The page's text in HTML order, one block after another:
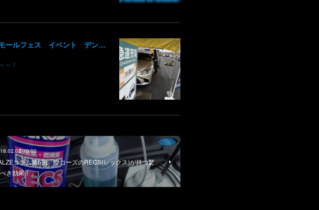
レクサス LS 500h オートアールズ 前橋みなみモール店 パワーモールフェス イベント デントリペア 鈑金修理 塗装 出店 キズ へこみ 国産車 輸入車 雹 群馬 高崎 前橋
～！
10:00
コラム第6回「ワコーズのRECS(レックス)が持つ驚
き効果！」